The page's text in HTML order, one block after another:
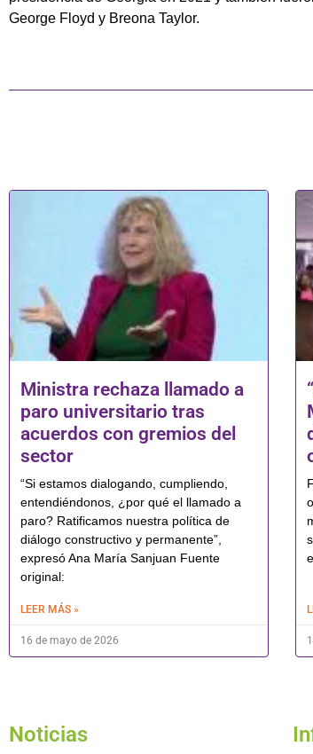
George Floyd y Breona Taylor.
Ministra rechaza llamado a
paro universitario tras
acuerdos con gremios del
sector
“Si estamos dialogando, cumpliendo,
entendiéndonos, ¿por qué el llamado a
paro? Ratificamos nuestra política de
diálogo constructivo y permanente”,
expresó Ana María Sanjuan Fuente
original:
LEER MÁS »
16 de mayo de 2026
Noticias